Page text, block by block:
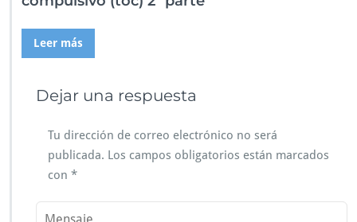
Leer más
Dejar una respuesta
Tu dirección de correo electrónico no será
publicada. Los campos obligatorios están marcados
con *